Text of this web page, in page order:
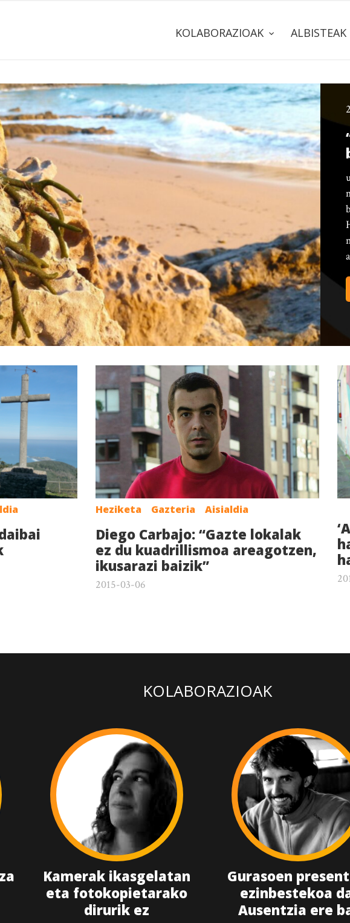
KOLABORAZIOAK ALBISTEAK
Aisialdia
Gazteria
Heziketa
Diego Carbajo: “Gazte lokalak
ez du kuadrillismoa areagotzen,
ikusarazi baizik”
2015-03-06
KOLABORAZIOAK
Kamerak ikasgelatan
eta fotokopietarako
dirurik ez
Gurasoen
ezinbestekoa
Ausentzia ere